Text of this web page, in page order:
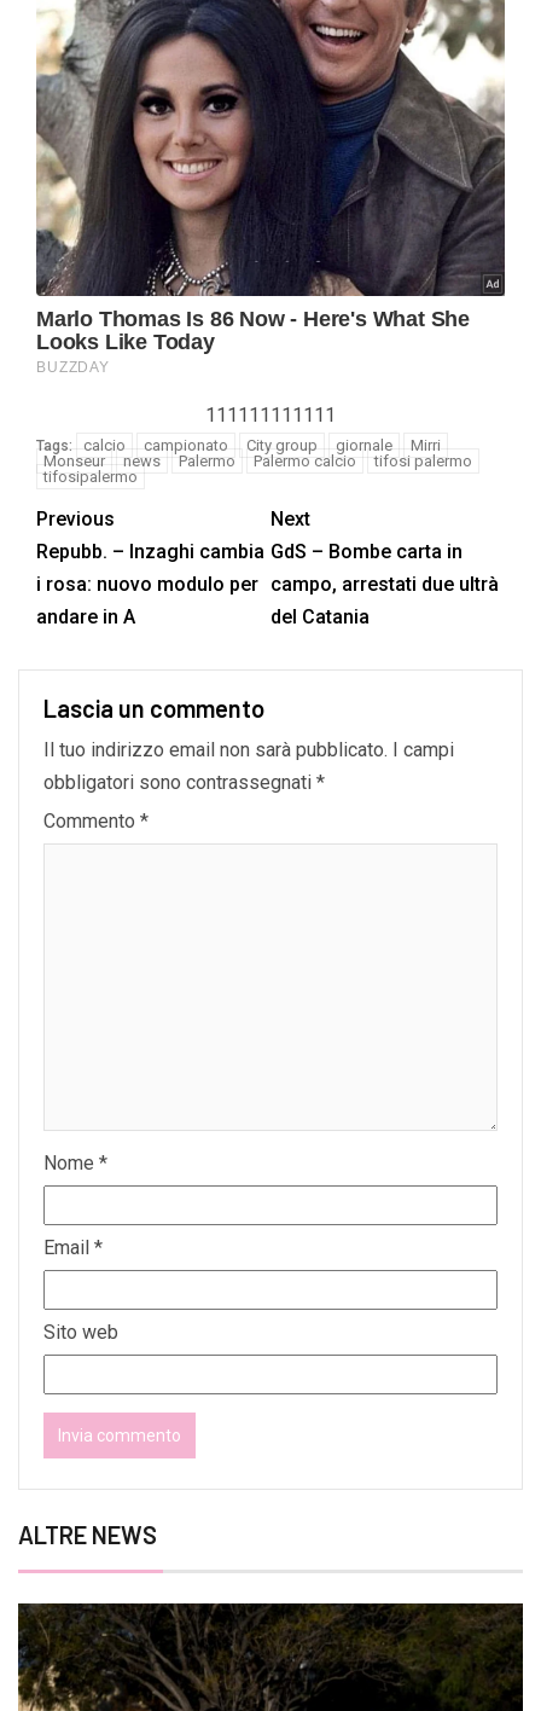
111111111111
Tags: calcio campionato City group giornale
Mirri
Monseur
news Palermo Palermo calcio
tifosi palermo
tifosipalermo
Previous
Repubb. – Inzaghi cambia
i rosa: nuovo modulo per
andare in A
Next
GdS – Bombe carta in
campo, arrestati due ultrà
del Catania
Lascia un commento
Il tuo indirizzo email non sarà pubblicato. I campi
obbligatori sono contrassegnati *
Commento *
Nome *
Email *
Sito web
ALTRE NEWS